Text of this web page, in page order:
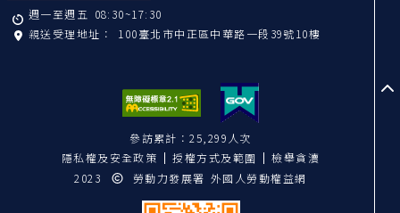
週一至週五 08:30~17:30
親送受理地址： 100臺北市中正區中華路一段39號10樓
參訪累計：25,299人次
隱私權及安全政策
授權方式及範圍
檢舉貪瀆
2023
勞動力發展署 外國人勞動權益網
至